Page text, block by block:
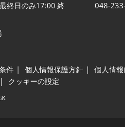
終日のみ17:00 終
048-
件 個人情報保護方針 個人情
クッキーの設定